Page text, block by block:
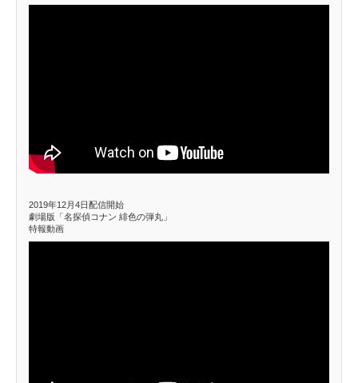
2019年12月4日配信開始
劇場版「名探偵コナン 緋色の弾丸」
特報動画